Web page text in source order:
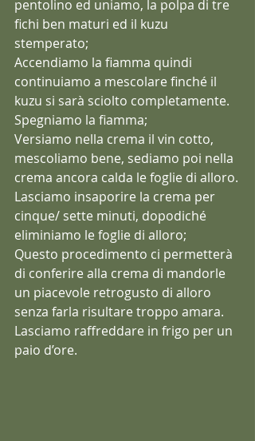
pentolino ed uniamo, la polpa di tre
fichi ben maturi ed il kuzu
stemperato;
Accendiamo la fiamma quindi
continuiamo a mescolare finché il
kuzu si sarà sciolto completamente.
Spegniamo la fiamma;
Versiamo nella crema il vin cotto,
mescoliamo bene, sediamo poi nella
crema ancora calda le foglie di alloro.
Lasciamo insaporire la crema per
cinque/ sette minuti, dopodiché
eliminiamo le foglie di alloro;
Questo procedimento ci permetterà
di conferire alla crema di mandorle
un piacevole retrogusto di alloro
senza farla risultare troppo amara.
Lasciamo raffreddare in frigo per un
paio d’ore.